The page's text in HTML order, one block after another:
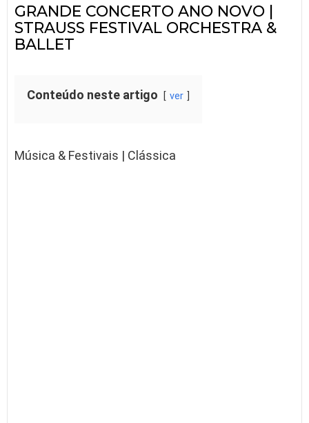
GRANDE CONCERTO ANO NOVO |
STRAUSS FESTIVAL ORCHESTRA &
BALLET
Conteúdo neste artigo ver
Música & Festivais | Clássica